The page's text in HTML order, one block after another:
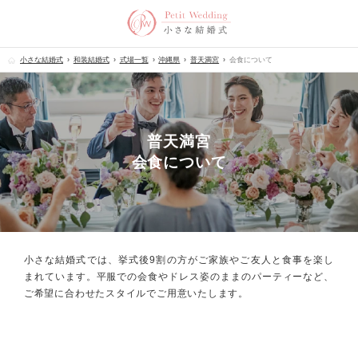
小さな結婚式 和装結婚式 式場一覧 沖縄県 普天満宮 会食について
普天満宮
会食について
小さな結婚式では、挙式後9割の方がご家族やご友人と食事を楽し
まれています。 平服での会食やドレス姿のままのパーティーなど、
ご希望に合わせたスタイルでご用意いたします。